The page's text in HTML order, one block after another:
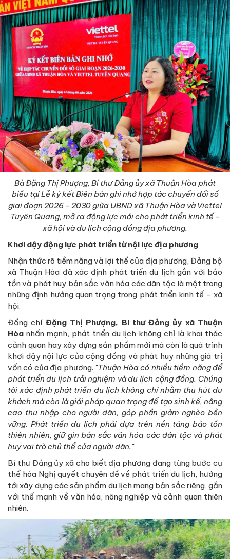
Bà Đặng Thị Phượng, Bí thư Đảng ủy xã Thuận Hòa phát
biểu tại Lễ ký kết Biên bản ghi nhớ hợp tác chuyển đổi số
giai đoạn 2026 - 2030 giữa UBND xã Thuận Hòa và Viettel
Tuyên Quang, mở ra động lực mới cho phát triển kinh tế -
xã hội và du lịch cộng đồng địa phương.
Khơi dậy động lực phát triển từ nội lực địa phương
Nhận thức rõ tiềm năng và lợi thế của địa phương, Đảng bộ
xã Thuận Hòa đã xác định phát triển du lịch gắn với bảo
tồn và phát huy bản sắc văn hóa các dân tộc là một trong
những định hướng quan trọng trong phát triển kinh tế - xã
hội.
Đồng chí Đặng Thị Phượng, Bí thư Đảng ủy xã Thuận
Hòa nhấn mạnh, phát triển du lịch không chỉ là khai thác
cảnh quan hay xây dựng sản phẩm mới mà còn là quá trình
khơi dậy nội lực của cộng đồng và phát huy những giá trị
vốn có của địa phương. "Thuận Hòa có nhiều tiềm năng để
phát triển du lịch trải nghiệm và du lịch cộng đồng. Chúng
tôi xác định phát triển du lịch không chỉ nhằm thu hút du
khách mà còn là giải pháp quan trọng để tạo sinh kế, nâng
cao thu nhập cho người dân, góp phần giảm nghèo bền
vững. Phát triển du lịch phải dựa trên nền tảng bảo tồn
thiên nhiên, giữ gìn bản sắc văn hóa các dân tộc và phát
huy vai trò chủ thể của người dân."
Bí thư Đảng ủy xã cho biết địa phương đang từng bước cụ
thể hóa Nghị quyết chuyên đề về phát triển du lịch, hướng
tới xây dựng các sản phẩm du lịch mang bản sắc riêng, gắn
với thế mạnh về văn hóa, nông nghiệp và cảnh quan thiên
nhiên.